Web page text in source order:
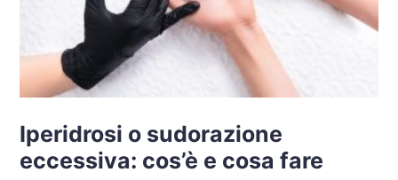
Iperidrosi o sudorazione
eccessiva: cos’è e cosa fare